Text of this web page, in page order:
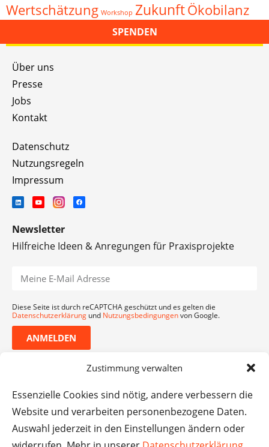
Zustimmung verwalten
Essenzielle Cookies sind nötig, andere verbessern die
Website und verarbeiten personenbezogene Daten.
Auswahl jederzeit in den Einstellungen ändern oder
Wertschätzung Workshop ZukunftÖkobilanz
SPENDEN
Über uns
Presse
Jobs
Kontakt
Datenschutz
Nutzungsregeln
Impressum
Newsletter
Hilfreiche Ideen & Anregungen für Praxisprojekte
Diese Seite ist durch reCAPTCHA geschützt und es gelten die
Datenschutzerklärung und Nutzungsbedingungenvon Google.
ANMELDEN